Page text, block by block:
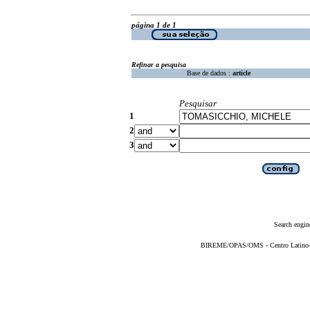
página 1 de 1
Refinar a pesquisa
Base de dados : article
Pesquisar
1
2
3
Search
BIREME/OPAS/OMS - Centro Latino-